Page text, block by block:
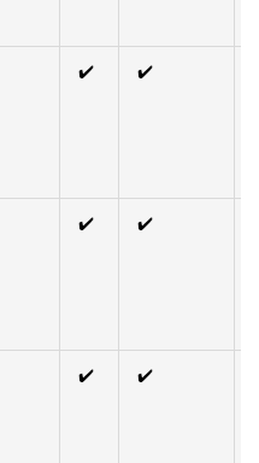
✔️ ✔️
✔️ ✔️
✔️ ✔️